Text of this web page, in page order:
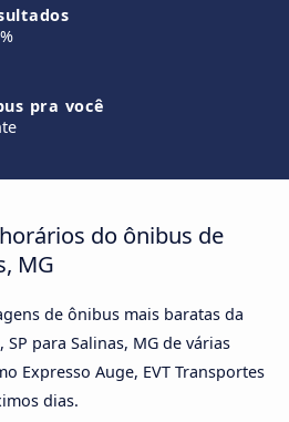
pra você
do ônibus de
MG
de ônibus mais baratas da
para Salinas, MG de várias
Expresso Auge, EVT Transportes
dias.